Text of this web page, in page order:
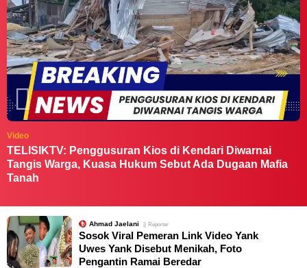
Video
TELISIKTV: Penggusuran Kios di Kendari Diwarnai
Tangis Warga, Kuasa Hukum Sebut Ada Dugaan Mafia
Tanah
Ahmad Jaelani Reporter
Sosok Viral Pemeran Link Video Yank
Uwes Yank Disebut Menikah, Foto
Pengantin Ramai Beredar